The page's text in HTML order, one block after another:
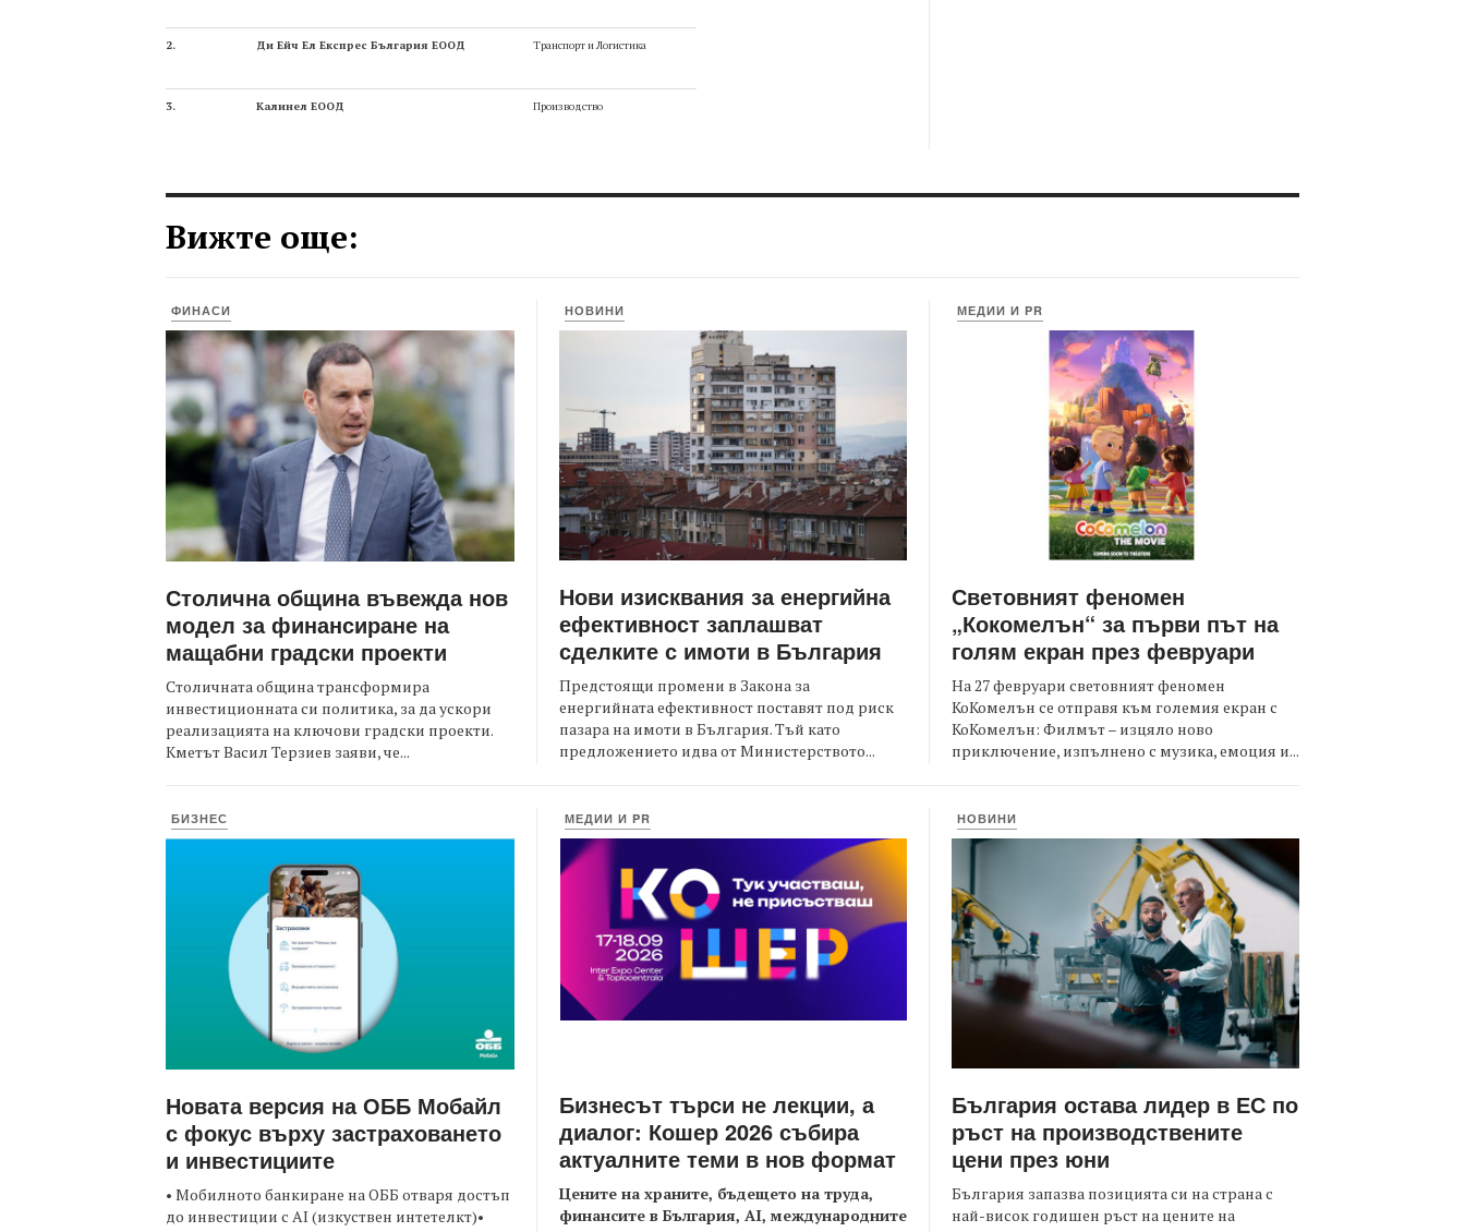
2. Ди Ейч Ел Експрес България ЕООД Транспорт и Логистика
3. Калинел ЕООД Производство
Вижте още:
ФИНАСИ
Столична община въвежда нов
модел за финансиране на
мащабни градски проекти
Столичната община трансформира
инвестиционната си политика, за да ускори
реализацията на ключови градски проекти.
Кметът Васил Терзиев заяви, че...
НОВИНИ
Нови изисквания за енергийна
ефективност заплашват
сделките с имоти в България
Предстоящи промени в Закона за
енергийната ефективност поставят под риск
пазара на имоти в България. Тъй като
предложението идва от Министерството...
МЕДИИ И PR
Световният феномен
„Кокомелън“ за първи път на
голям екран през февруари
На 27 февруари световният феномен
КоКомелън се отправя към големия екран с
КоКомелън: Филмът – изцяло ново
приключение, изпълнено с музика, емоция и...
БИЗНЕС
Новата версия на ОББ Мобайл
с фокус върху застраховането
и инвестициите
• Мобилното банкиране на ОББ отваря достъп
до инвестиции с AI (изкуствен интетелкт)•
МЕДИИ И PR
Бизнесът търси не лекции, а
диалог: Кошер 2026 събира
актуалните теми в нов формат
Цените на храните, бъдещето на труда,
финансите в България, AI, международните
НОВИНИ
България остава лидер в ЕС по
ръст на производствените
цени през юни
България запазва позицията си на страна с
най-висок годишен ръст на цените на